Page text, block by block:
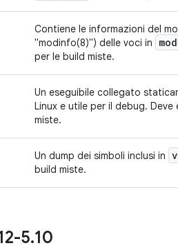
Contiene le informazioni del
"modinfo(8)") delle voci in
per le build miste.
Un eseguibile collegato
Linux e utile per il debug.
miste.
Un dump dei simboli inclusi in
build miste.
5.10